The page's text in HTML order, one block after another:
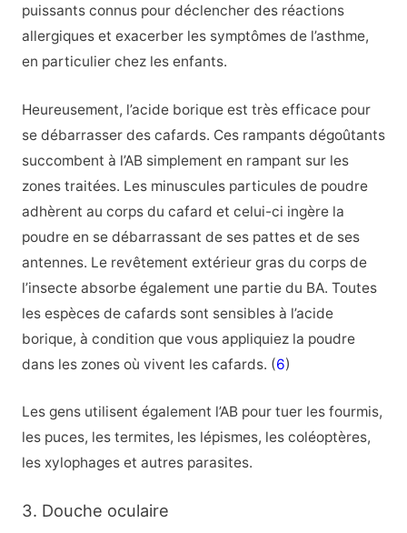
puissants connus pour déclencher des réactions
allergiques et exacerber les symptômes de l’asthme,
en particulier chez les enfants.
Heureusement, l’acide borique est très efficace pour
se débarrasser des cafards. Ces rampants dégoûtants
succombent à l’AB simplement en rampant sur les
zones traitées. Les minuscules particules de poudre
adhèrent au corps du cafard et celui-ci ingère la
poudre en se débarrassant de ses pattes et de ses
antennes. Le revêtement extérieur gras du corps de
l’insecte absorbe également une partie du BA. Toutes
les espèces de cafards sont sensibles à l’acide
borique, à condition que vous appliquiez la poudre
dans les zones où vivent les cafards. (6)
Les gens utilisent également l’AB pour tuer les fourmis,
les puces, les termites, les lépismes, les coléoptères,
les xylophages et autres parasites.
3. Douche oculaire